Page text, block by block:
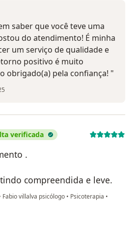
saber que você teve uma
do atendimento! É minha
um serviço de qualidade e
positivo é muito
obrigado(a) pela confiança! "
verificada
.
compreendida e leve.
Fabio villalva psicólogo • Psicoterapia •